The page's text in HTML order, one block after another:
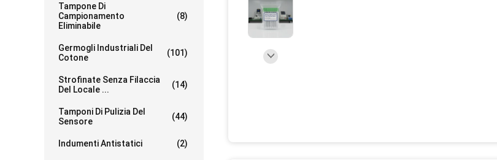
Tampone Di
Campionamento
Eliminabile
(8)
Germogli Industriali Del
Cotone
(101)
Strofinate Senza Filaccia
Del Locale ...
(14)
Tamponi Di Pulizia Del
Sensore
(44)
Indumenti Antistatici (2)